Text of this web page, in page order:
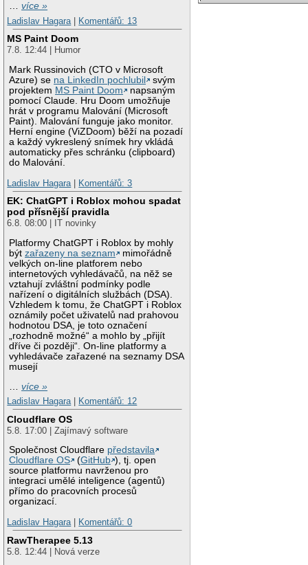
…více »
Ladislav Hagara
Komentářů: 13
MS Paint Doom
7.8. 12:44 | Humor
Mark Russinovich (CTO v Microsoft
Azure) se na LinkedIn pochlubil
svým
projektem MS Paint Doom
napsaným
pomocí Claude. Hru Doom umožňuje
hrát v programu Malování (Microsoft
Paint). Malování funguje jako monitor.
Herní engine (ViZDoom) běží na pozadí
a každý vykreslený snímek hry vkládá
automaticky přes schránku (clipboard)
do Malování.
Ladislav Hagara | Komentářů: 3
EK: ChatGPT i Roblox mohou spadat
pod přísnější pravidla
6.8. 08:00 | IT novinky
Platformy ChatGPT i Roblox by mohly
býtzařazeny na seznam
mimořádně
velkých on-line platforem nebo
internetových vyhledávačů, na něž se
vztahují zvláštní podmínky podle
nařízení o digitálních službách (DSA).
Vzhledem k tomu, že ChatGPT i Roblox
oznámily počet uživatelů nad prahovou
hodnotou DSA, je toto označení
„rozhodně možné“ a mohlo by „přijít
dříve či později“. On-line platformy a
vyhledávače zařazené na seznamy DSA
musejí
…více »
Ladislav Hagara| Komentářů: 12
Cloudflare OS
5.8. 17:00 | Zajímavý software
Společnost Cloudflare představila
Cloudflare OS
(GitHub ), tj. open
source platformu navrženou pro
integraci umělé inteligence (agentů)
přímo do pracovních procesů
organizací.
Ladislav Hagara| Komentářů: 0
RawTherapee 5.13
5.8. 12:44 | Nová verze